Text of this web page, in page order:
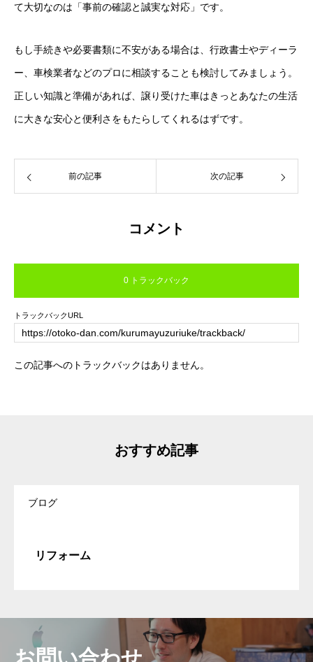
て大切なのは「事前の確認と誠実な対応」です。
もし手続きや必要書類に不安がある場合は、行政書士やディーラ
ー、車検業者などのプロに相談することも検討してみましょう。
正しい知識と準備があれば、譲り受けた車はきっとあなたの生活
に大きな安心と便利さをもたらしてくれるはずです。
前の記事 次の記事
コメント
0 トラックバック
トラックバックURL
この記事へのトラックバックはありません。
おすすめ記事
ブログ
リフォーム
お問い合わせ